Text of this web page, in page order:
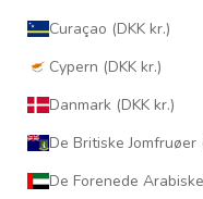
Curaçao (DKK kr.)
Cypern (DKK kr.)
Danmark (DKK kr.)